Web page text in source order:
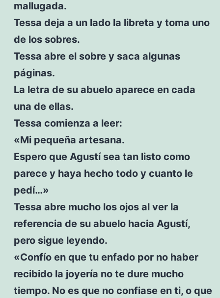
mallugada.
Tessa deja a un lado la libreta y toma uno
de los sobres.
Tessa abre el sobre y saca algunas
páginas.
La letra de su abuelo aparece en cada
una de ellas.
Tessa comienza a leer:
«Mi pequeña artesana.
Espero que Agustí sea tan listo como
parece y haya hecho todo y cuanto le
pedí…»
Tessa abre mucho los ojos al ver la
referencia de su abuelo hacia Agustí,
pero sigue leyendo.
«Confío en que tu enfado por no haber
recibido la joyería no te dure mucho
tiempo. No es que no confiase en ti, o que